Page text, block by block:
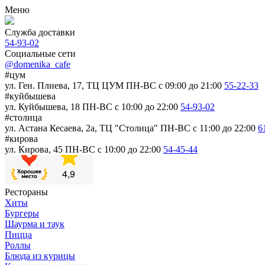
Меню
Служба доставки
54-93-02
Социальные сети
@domenika_cafe
#цум
ул. Ген. Плиева, 17, ТЦ ЦУМ ПН-ВС c 09:00 до 21:00 55-22-33
#куйбышева
ул. Куйбышева, 18 ПН-ВС c 10:00 до 22:00 54-93-02
#столица
ул. Астана Кесаева, 2а, ТЦ "Столица" ПН-ВС c 11:00 до 22:00
#кирова
ул. Кирова, 45 ПН-ВС c 10:00 до 22:00 54-45-44
Рестораны
Хиты
Бургеры
Шаурма и таук
Пицца
Роллы
Блюда из курицы